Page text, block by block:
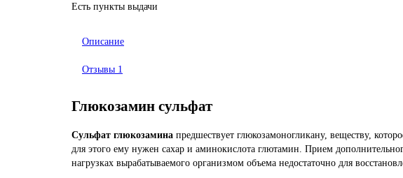
Есть пункты выдачи
Описание
Отзывы 1
Глюкозамин сульфат
Сульфат глюкозамина предшествует глюкозамоногликану, веществу,
для этого ему нужен сахар и аминокислота глютамин. Прием
нагрузках вырабатываемого организмом объема недостаточно для